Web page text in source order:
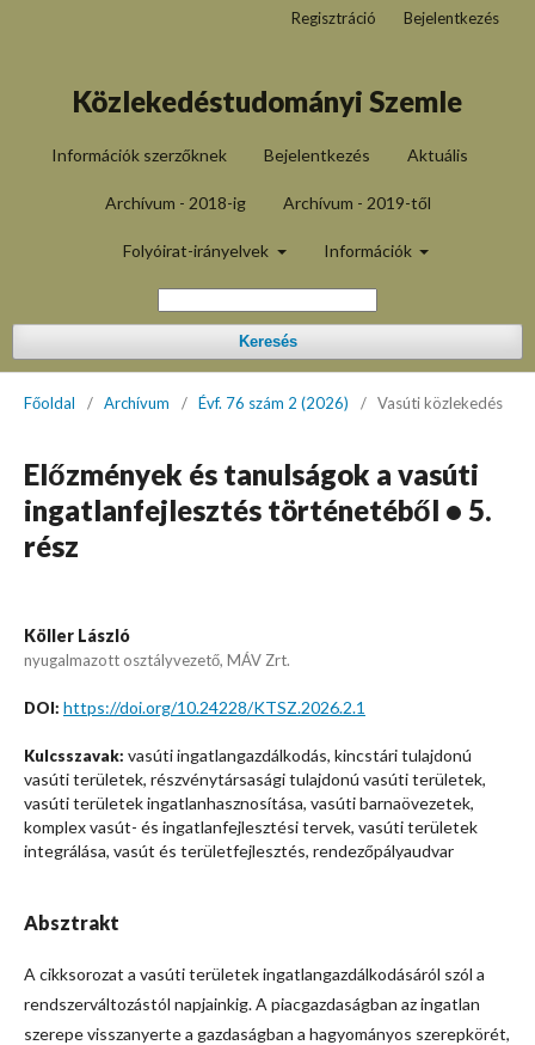
Közlekedéstudományi Szemle
Információk szerzőknek Bejelentkezés Aktuális
Archívum - 2018-ig Archívum - 2019-től
Folyóirat-irányelvek Információk
Keresés
Regisztráció Bejelentkezés
Főoldal / Archívum / Évf. 76 szám 2 (2026) / Vasúti közlekedés
Előzmények és tanulságok a vasúti
ingatlanfejlesztés történetéből • 5.
rész
Köller László
nyugalmazott osztályvezető, MÁV Zrt.
DOI: https://doi.org/10.24228/KTSZ.2026.2.1
Kulcsszavak: vasúti ingatlangazdálkodás, kincstári tulajdonú
vasúti területek, részvénytársasági tulajdonú vasúti területek,
vasúti területek ingatlanhasznosítása, vasúti barnaövezetek,
komplex vasút- és ingatlanfejlesztési tervek, vasúti területek
integrálása, vasút és területfejlesztés, rendezőpályaudvar
Absztrakt
A cikksorozat a vasúti területek ingatlangazdálkodásáról szól a
rendszerváltozástól napjainkig. A piacgazdaságban az ingatlan
szerepe visszanyerte a gazdaságban a hagyományos szerepkörét,